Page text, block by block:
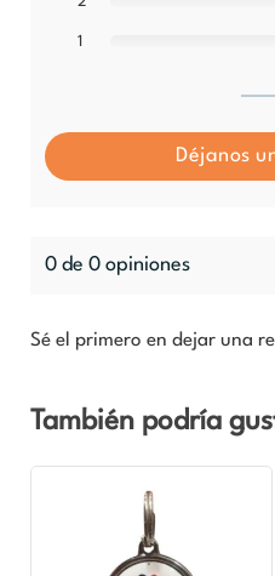
1
Déjanos
0 de 0 opiniones
Sé el primero en dejar una
También podría